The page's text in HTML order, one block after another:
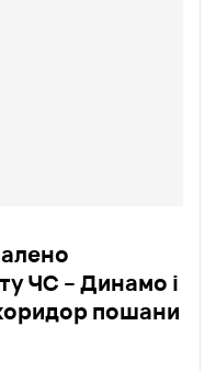
ЧС – Динамо і
пошани